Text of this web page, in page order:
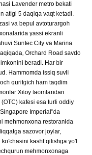
Lavender metro bekati
atigi 5 daqiqa vaqt ketadi.
va bepul avtoturargoh
yassi ekranli
Suntec City va Marina
Orchard Road savdo
beradi. Har bir
Hammomda issiq suvli
quritgich ham taqdim
Xitoy taomlaridan
kafesi esa turli oddiy
Imperial"da
mehmonxona restoranida
sazovor joylar,
kashf qilishga yo'l
mehmonxonaga